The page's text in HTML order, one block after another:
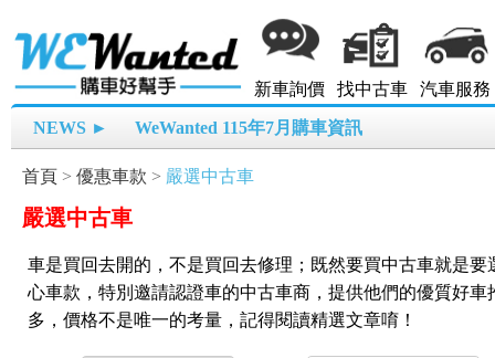
新車詢價 找中古車 汽車服務
NEWS ► WeWanted 115年7月購車資訊
首頁 > 優惠車款 > 嚴選中古車
嚴選中古車
車是買回去開的，不是買回去修理；既然要買中古車就是要
心車款，特別邀請認證車的中古車商，提供他們的優質好
多，價格不是唯一的考量，記得閱讀精選文章唷！